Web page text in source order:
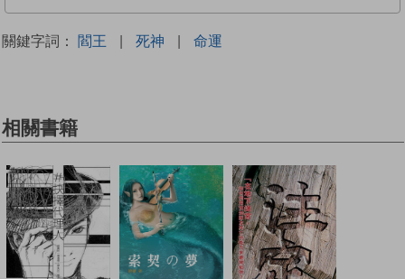
關鍵字詞： 閻王 | 死神 | 命運
相關書籍